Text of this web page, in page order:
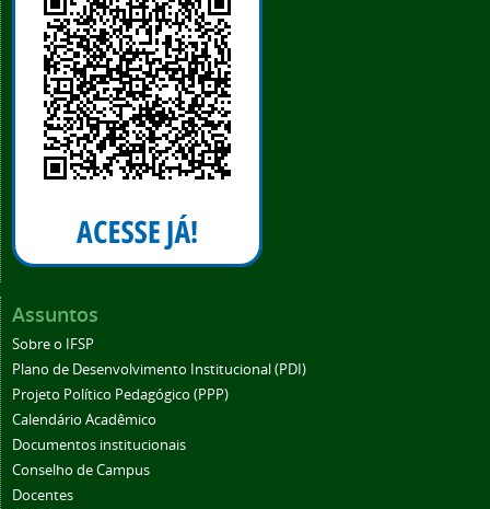
Assuntos
Sobre o IFSP
Plano de Desenvolvimento Institucional (PDI)
Projeto Político Pedagógico (PPP)
Calendário Acadêmico
Documentos institucionais
Conselho de Campus
Docentes